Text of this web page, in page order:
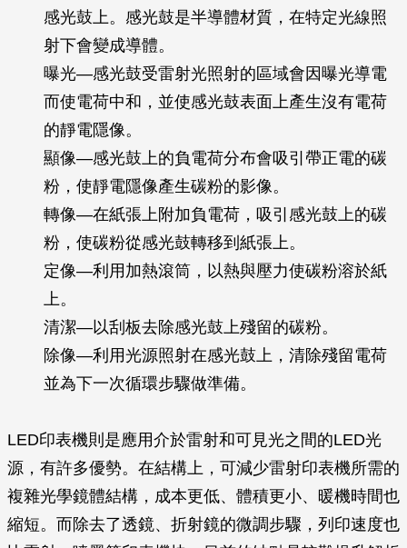
感光鼓上。感光鼓是半導體材質，在特定光線照
射下會變成導體。
曝光—感光鼓受雷射光照射的區域會因曝光導電
而使電荷中和，並使感光鼓表面上產生沒有電荷
的靜電隱像。
顯像—感光鼓上的負電荷分布會吸引帶正電的碳
粉，使靜電隱像產生碳粉的影像。
轉像—在紙張上附加負電荷，吸引感光鼓上的碳
粉，使碳粉從感光鼓轉移到紙張上。
定像—利用加熱滾筒，以熱與壓力使碳粉溶於紙
上。
清潔—以刮板去除感光鼓上殘留的碳粉。
除像—利用光源照射在感光鼓上，清除殘留電荷
並為下一次循環步驟做準備。
LED印表機則是應用介於雷射和可見光之間的LED光
源，有許多優勢。在結構上，可減少雷射印表機所需的
複雜光學鏡體結構，成本更低、體積更小、暖機時間也
縮短。而除去了透鏡、折射鏡的微調步驟，列印速度也